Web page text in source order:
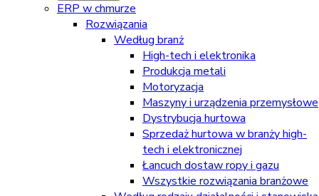
ERP w chmurze
Rozwiązania
Według branż
High-tech i elektronika
Produkcja metali
Motoryzacja
Maszyny i urządzenia przemysłowe
Dystrybucja hurtowa
Sprzedaż hurtowa w branży high-
tech i elektronicznej
Łancuch dostaw ropy i gazu
Wszystkie rozwiązania branżowe